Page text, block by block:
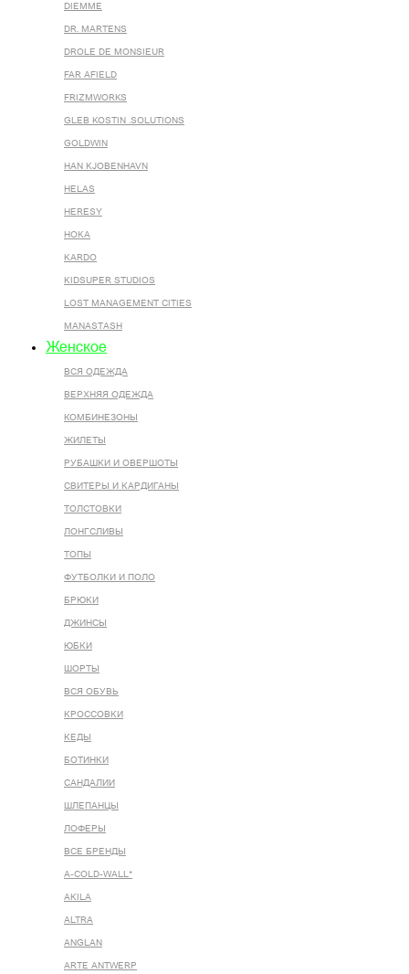
DIEMME
DR. MARTENS
DROLE DE MONSIEUR
FAR AFIELD
FRIZMWORKS
GLEB KOSTIN .SOLUTIONS
GOLDWIN
HAN KJOBENHAVN
HELAS
HERESY
HOKA
KARDO
KIDSUPER STUDIOS
LOST MANAGEMENT CITIES
MANASTASH
Женское
ВСЯ ОДЕЖДА
ВЕРХНЯЯ ОДЕЖДА
КОМБИНЕЗОНЫ
ЖИЛЕТЫ
РУБАШКИ И ОВЕРШОТЫ
СВИТЕРЫ И КАРДИГАНЫ
ТОЛСТОВКИ
ЛОНГСЛИВЫ
ТОПЫ
ФУТБОЛКИ И ПОЛО
БРЮКИ
ДЖИНСЫ
ЮБКИ
ШОРТЫ
ВСЯ ОБУВЬ
КРОССОВКИ
КЕДЫ
БОТИНКИ
САНДАЛИИ
ШЛЕПАНЦЫ
ЛОФЕРЫ
ВСЕ БРЕНДЫ
A-COLD-WALL*
AKILA
ALTRA
ANGLAN
ARTE ANTWERP